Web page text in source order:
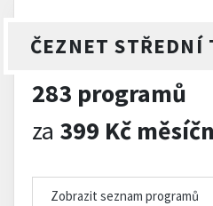
ČEZNET STŘEDNÍ
283 programů
za 399 Kč
Zobrazit seznam programů